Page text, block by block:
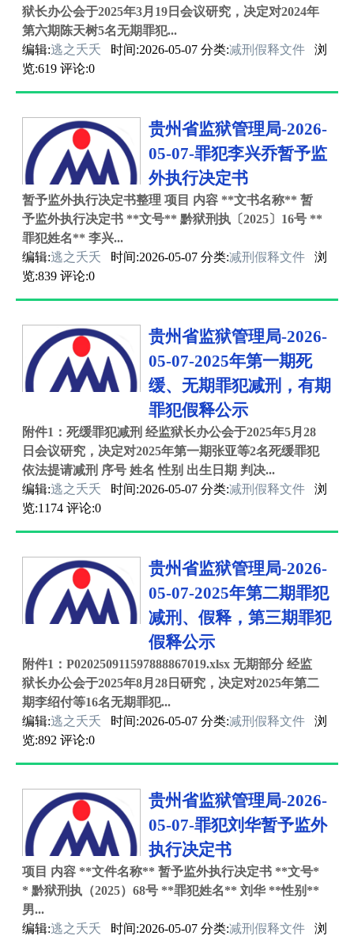
狱长办公会于2025年3月19日会议研究，决定对2024年
第六期陈天树5名无期罪犯...
编辑:逃之夭夭 时间:2026-05-07 分类:减刑假释文件
浏
览:619 评论:0
贵州省监狱管理局-2026-
05-07-罪犯李兴乔暂予监
外执行决定书
暂予监外执行决定书整理 项目 内容 **文书名称** 暂
予监外执行决定书 **文号** 黔狱刑执〔2025〕16号 **
罪犯姓名** 李兴...
编辑:逃之夭夭 时间:2026-05-07 分类:减刑假释文件
浏
览:839 评论:0
贵州省监狱管理局-2026-
05-07-2025年第一期死
缓、无期罪犯减刑，有期
罪犯假释公示
附件1：死缓罪犯减刑 经监狱长办公会于2025年5月28
日会议研究，决定对2025年第一期张亚等2名死缓罪犯
依法提请减刑 序号 姓名 性别 出生日期 判决...
编辑:逃之夭夭 时间:2026-05-07 分类:减刑假释文件
浏
览:1174 评论:0
贵州省监狱管理局-2026-
05-07-2025年第二期罪犯
减刑、假释，第三期罪犯
假释公示
附件1：P020250911597888867019.xlsx 无期部分 经监
狱长办公会于2025年8月28日研究，决定对2025年第二
期李绍付等16名无期罪犯...
编辑:逃之夭夭 时间:2026-05-07 分类:减刑假释文件
浏
览:892 评论:0
贵州省监狱管理局-2026-
05-07-罪犯刘华暂予监外
执行决定书
项目 内容 **文件名称** 暂予监外执行决定书 **文号*
* 黔狱刑执（2025）68号 **罪犯姓名** 刘华 **性别**
男...
编辑:逃之夭夭 时间:2026-05-07 分类:减刑假释文件 浏